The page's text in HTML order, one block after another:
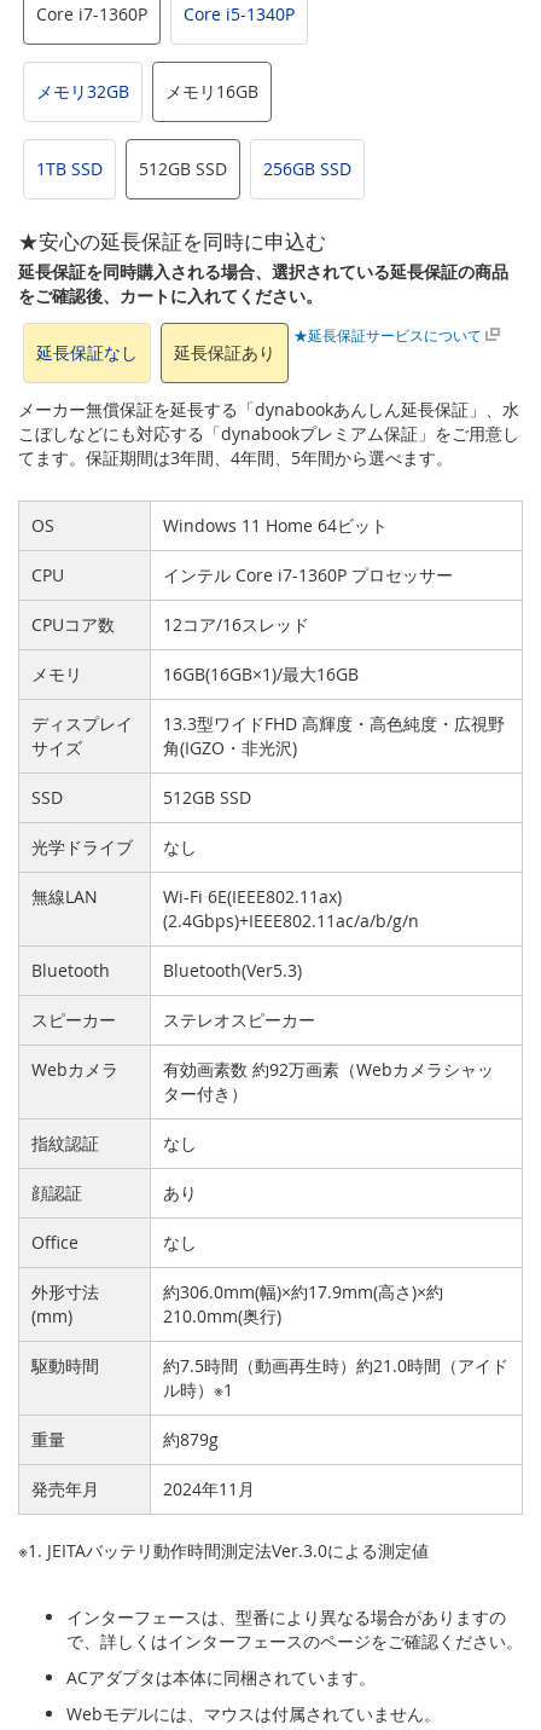
Core i7-1360P Core i5-1340P
メモリ32GB メモリ16GB
1TB SSD 512GB SSD 256GB SSD
★安心の延長保証を同時に申込む
延長保証を同時購入される場合、選択されている延長保証の商品
をご確認後、カートに入れてください。
延長保証なし 延長保証あり
★延長保証サービスについて
メーカー無償保証を延長する「dynabookあんしん延長保証」、水
こぼしなどにも対応する「dynabookプレミアム保証」をご用意し
てます。保証期間は3年間、4年間、5年間から選べます。
OS Windows 11 Home 64ビット
CPU インテル Core i7-1360P プロセッサー
CPUコア数 12コア/16スレッド
メモリ 16GB(16GB×1)/最大16GB
ディスプレイ
サイズ
13.3型ワイドFHD 高輝度・高色純度・広視野
角(IGZO・非光沢)
SSD 512GB SSD
光学ドライブ なし
無線LAN
Wi-Fi 6E(IEEE802.11ax)
(2.4Gbps)+IEEE802.11ac/a/b/g/n
Bluetooth Bluetooth(Ver5.3)
スピーカー ステレオスピーカー
Webカメラ
有効画素数 約92万画素（Webカメラシャッ
ター付き）
指紋認証 なし
顔認証 あり
Office なし
外形寸法
(mm)
約306.0mm(幅)×約17.9mm(高さ)×約
210.0mm(奥行)
駆動時間
約7.5時間（動画再生時）約21.0時間（アイド
ル時）※1
重量 約879g
発売年月 2024年11月
※1. JEITAバッテリ動作時間測定法Ver.3.0による測定値
インターフェースは、型番により異なる場合がありますの
で、詳しくはインターフェースのページをご確認ください。
ACアダプタは本体に同梱されています。
Webモデルには、マウスは付属されていません。